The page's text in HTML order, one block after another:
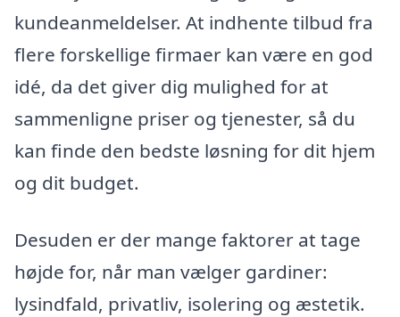
kundeanmeldelser. At indhente tilbud fra
flere forskellige firmaer kan være en god
idé, da det giver dig mulighed for at
sammenligne priser og tjenester, så du
kan finde den bedste løsning for dit hjem
og dit budget.
Desuden er der mange faktorer at tage
højde for, når man vælger gardiner:
lysindfald, privatliv, isolering og æstetik.